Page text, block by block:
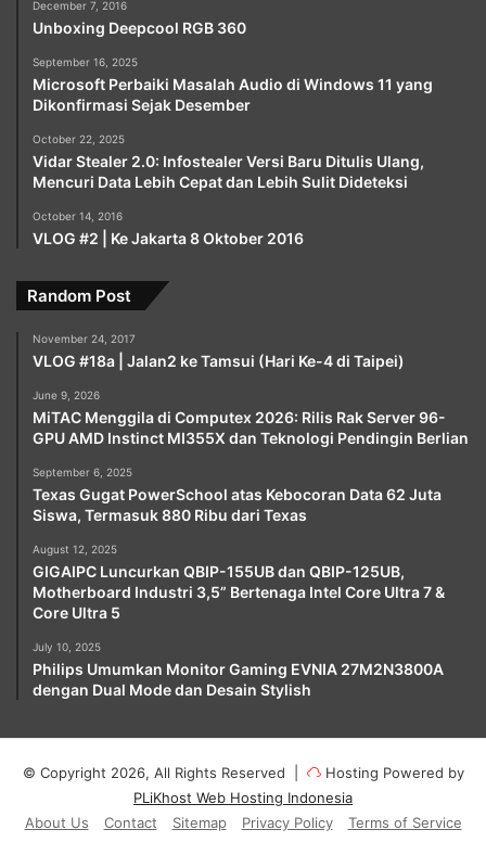
December 7, 2016
Unboxing Deepcool RGB 360
September 16, 2025
Microsoft Perbaiki Masalah Audio di Windows 11 yang
Dikonfirmasi Sejak Desember
October 22, 2025
Vidar Stealer 2.0: Infostealer Versi Baru Ditulis Ulang,
Mencuri Data Lebih Cepat dan Lebih Sulit Dideteksi
October 14, 2016
VLOG #2 | Ke Jakarta 8 Oktober 2016
Random Post
November 24, 2017
VLOG #18a | Jalan2 ke Tamsui (Hari Ke-4 di Taipei)
June 9, 2026
MiTAC Menggila di Computex 2026: Rilis Rak Server 96-
GPU AMD Instinct MI355X dan Teknologi Pendingin Berlian
September 6, 2025
Texas Gugat PowerSchool atas Kebocoran Data 62 Juta
Siswa, Termasuk 880 Ribu dari Texas
August 12, 2025
GIGAIPC Luncurkan QBIP-155UB dan QBIP-125UB,
Motherboard Industri 3,5” Bertenaga Intel Core Ultra 7 &
Core Ultra 5
July 10, 2025
Philips Umumkan Monitor Gaming EVNIA 27M2N3800A
dengan Dual Mode dan Desain Stylish
© Copyright 2026, All Rights Reserved |
Hosting Powered by
PLiKhost Web Hosting Indonesia
About Us
Contact Sitemap Privacy Policy
Terms of Service